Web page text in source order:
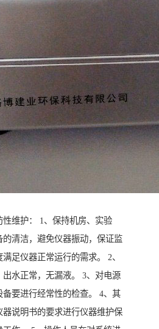
维护： 1、保持机房、实验
清洁，避免仪器振动，保证监
足仪器正常运行的需求。 2、
水正常，无漏液。 3、对电源
要进行经常性的检查。 4、其
说明书的要求进行仪器维护保